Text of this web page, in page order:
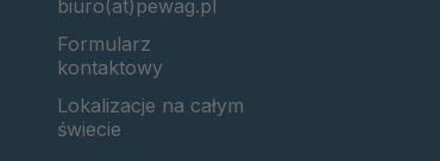
biuro(at)pewag.pl
Formularz
kontaktowy
Lokalizacje na całym
świecie